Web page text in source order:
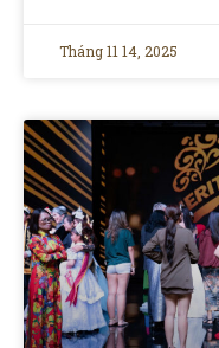
Tháng 11 14, 2025